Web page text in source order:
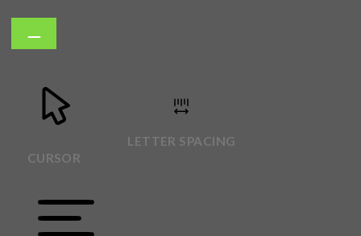
CURSOR
LETTER SPACING